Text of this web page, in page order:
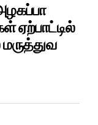
ஏற்பாட்டில்